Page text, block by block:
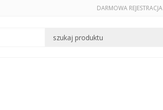
DARMOWA REJESTRACJA